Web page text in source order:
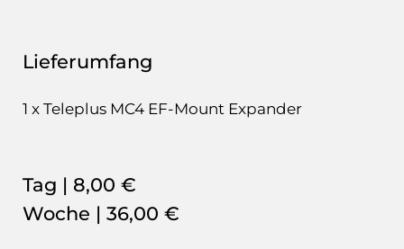
Lieferumfang
1 x Teleplus MC4 EF-Mount Expander
Tag | 8,00 €
Woche | 36,00 €